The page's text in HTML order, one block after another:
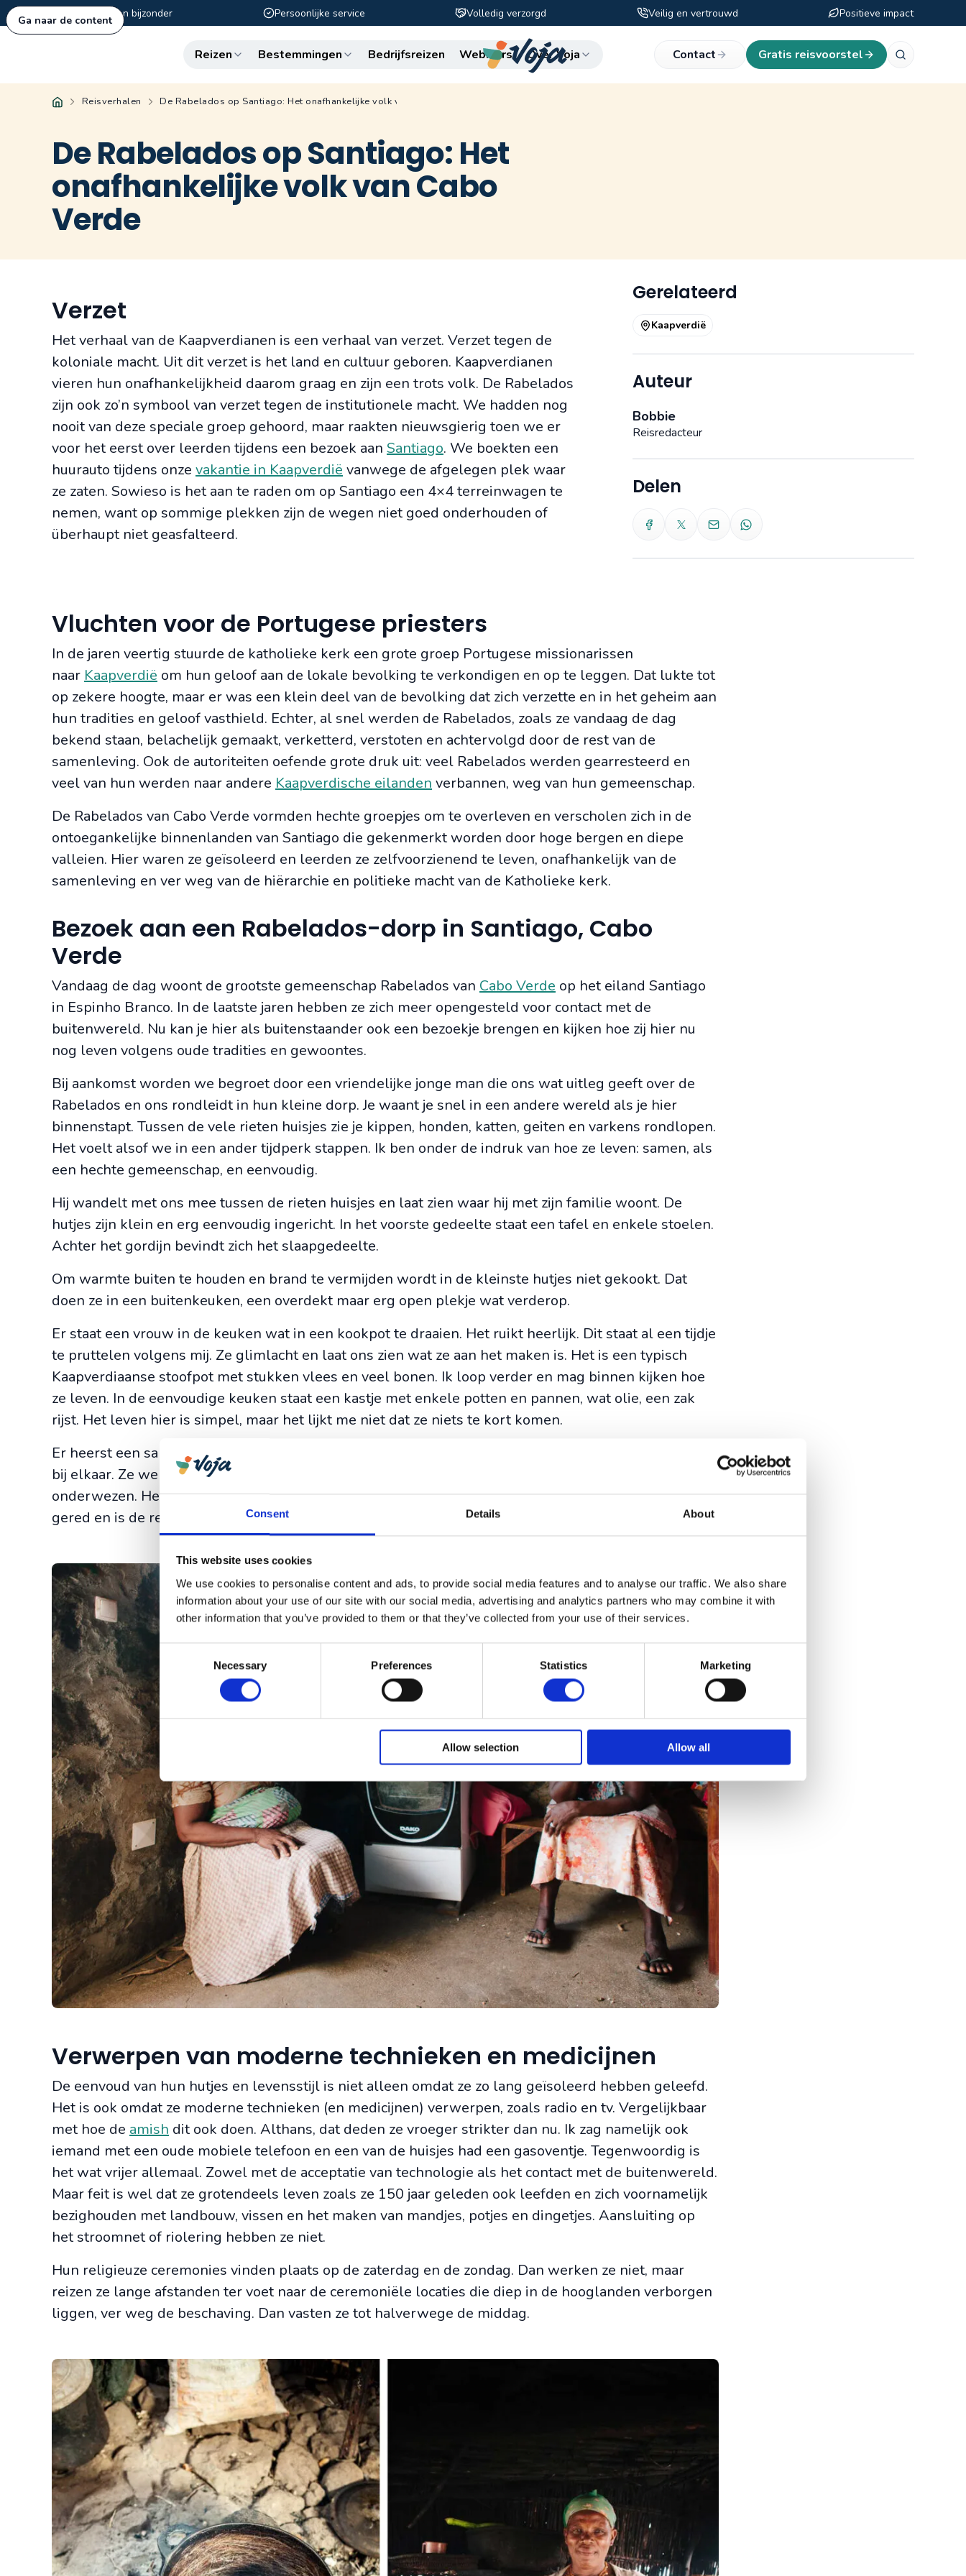
Consent Details About
This website uses cookies
We use cookies to personalise content and ads, to provide social media features and to analyse our traffic. We also share
information about your use of our site with our social media, advertising and analytics partners who may combine it with
other information that you’ve provided to them or that they’ve collected from your use of their services.
Necessary Preferences Statistics Marketing
Allow selection Allow all
Ga naar de content
Authentiek en bijzonder Persoonlijke service Volledig verzorgd Veilig en vertrouwd Positieve impact
Reizen Bestemmingen Bedrijfsreizen Webinars Over Voja Contact Gratis reisvoorstel
Reisverhalen De Rabelados op Santiago: Het onafhankelijke volk van Cabo Verde
De Rabelados op Santiago: Het
onafhankelijke volk van Cabo
Verde
Verzet
Het verhaal van de Kaapverdianen is een verhaal van verzet. Verzet tegen de
koloniale macht. Uit dit verzet is het land en cultuur geboren. Kaapverdianen
vieren hun onafhankelijkheid daarom graag en zijn een trots volk. De Rabelados
zijn ook zo’n symbool van verzet tegen de institutionele macht. We hadden nog
nooit van deze speciale groep gehoord, maar raakten nieuwsgierig toen we er
voor het eerst over leerden tijdens een bezoek aan Santiago. We boekten een
huurauto tijdens onze vakantie in Kaapverdië vanwege de afgelegen plek waar
ze zaten. Sowieso is het aan te raden om op Santiago een 4×4 terreinwagen te
nemen, want op sommige plekken zijn de wegen niet goed onderhouden of
überhaupt niet geasfalteerd.
Gerelateerd
Kaapverdië
Auteur
Bobbie
Reisredacteur
Delen
Vluchten voor de Portugese priesters
In de jaren veertig stuurde de katholieke kerk een grote groep Portugese missionarissen
naar Kaapverdië om hun geloof aan de lokale bevolking te verkondigen en op te leggen. Dat lukte tot
op zekere hoogte, maar er was een klein deel van de bevolking dat zich verzette en in het geheim aan
hun tradities en geloof vasthield. Echter, al snel werden de Rabelados, zoals ze vandaag de dag
bekend staan, belachelijk gemaakt, verketterd, verstoten en achtervolgd door de rest van de
samenleving. Ook de autoriteiten oefende grote druk uit: veel Rabelados werden gearresteerd en
veel van hun werden naar andere Kaapverdische eilanden verbannen, weg van hun gemeenschap.
De Rabelados van Cabo Verde vormden hechte groepjes om te overleven en verscholen zich in de
ontoegankelijke binnenlanden van Santiago die gekenmerkt worden door hoge bergen en diepe
valleien. Hier waren ze geïsoleerd en leerden ze zelfvoorzienend te leven, onafhankelijk van de
samenleving en ver weg van de hiërarchie en politieke macht van de Katholieke kerk.
Bezoek aan een Rabelados-dorp in Santiago, Cabo
Verde
Vandaag de dag woont de grootste gemeenschap Rabelados van Cabo Verde op het eiland Santiago
in Espinho Branco. In de laatste jaren hebben ze zich meer opengesteld voor contact met de
buitenwereld. Nu kan je hier als buitenstaander ook een bezoekje brengen en kijken hoe zij hier nu
nog leven volgens oude tradities en gewoontes.
Bij aankomst worden we begroet door een vriendelijke jonge man die ons wat uitleg geeft over de
Rabelados en ons rondleidt in hun kleine dorp. Je waant je snel in een andere wereld als je hier
binnenstapt. Tussen de vele rieten huisjes zie je kippen, honden, katten, geiten en varkens rondlopen.
Het voelt alsof we in een ander tijdperk stappen. Ik ben onder de indruk van hoe ze leven: samen, als
een hechte gemeenschap, en eenvoudig.
Hij wandelt met ons mee tussen de rieten huisjes en laat zien waar hij met zijn familie woont. De
hutjes zijn klein en erg eenvoudig ingericht. In het voorste gedeelte staat een tafel en enkele stoelen.
Achter het gordijn bevindt zich het slaapgedeelte.
Om warmte buiten te houden en brand te vermijden wordt in de kleinste hutjes niet gekookt. Dat
doen ze in een buitenkeuken, een overdekt maar erg open plekje wat verderop.
Er staat een vrouw in de keuken wat in een kookpot te draaien. Het ruikt heerlijk. Dit staat al een tijdje
te pruttelen volgens mij. Ze glimlacht en laat ons zien wat ze aan het maken is. Het is een typisch
Kaapverdiaanse stoofpot met stukken vlees en veel bonen. Ik loop verder en mag binnen kijken hoe
ze leven. In de eenvoudige keuken staat een kastje met enkele potten en pannen, wat olie, een zak
rijst. Het leven hier is simpel, maar het lijkt me niet dat ze niets te kort komen.
Er heerst een samenhorigheidsgevoel. Hoewel de families elk een aparte hut hebben wonen ze toch
bij elkaar. Ze werken overdag samen om te overleven en hun kinderen worden samen opgevoed en
onderwezen. Het is eigenlijk zoals in een commune. Dat samenblijven en samenwerken heeft hun
gered en is de reden dat hun culturele waarden en tradities het hebben overleefd.
Verwerpen van moderne technieken en medicijnen
De eenvoud van hun hutjes en levensstijl is niet alleen omdat ze zo lang geïsoleerd hebben geleefd.
Het is ook omdat ze moderne technieken (en medicijnen) verwerpen, zoals radio en tv. Vergelijkbaar
met hoe de amish dit ook doen. Althans, dat deden ze vroeger strikter dan nu. Ik zag namelijk ook
iemand met een oude mobiele telefoon en een van de huisjes had een gasoventje. Tegenwoordig is
het wat vrijer allemaal. Zowel met de acceptatie van technologie als het contact met de buitenwereld.
Maar feit is wel dat ze grotendeels leven zoals ze 150 jaar geleden ook leefden en zich voornamelijk
bezighouden met landbouw, vissen en het maken van mandjes, potjes en dingetjes. Aansluiting op
het stroomnet of riolering hebben ze niet.
Hun religieuze ceremonies vinden plaats op de zaterdag en de zondag. Dan werken ze niet, maar
reizen ze lange afstanden ter voet naar de ceremoniële locaties die diep in de hooglanden verborgen
liggen, ver weg de beschaving. Dan vasten ze tot halverwege de middag.
Zoeken